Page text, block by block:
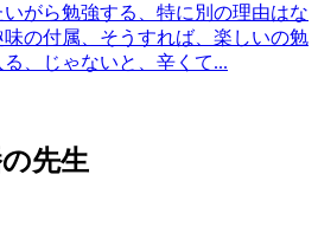
がら勉強する、特に別の理由はな
の付属、そうすれば、楽しいの勉
、じゃないと、辛くて...
先生